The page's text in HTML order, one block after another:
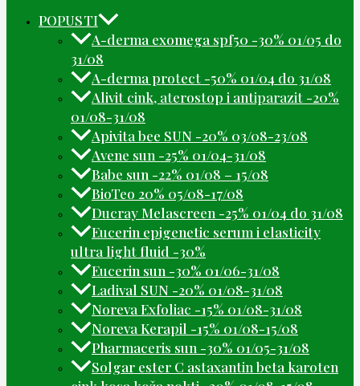
POPUSTI
A-derma exomega spf50 -30% 01/05 do
31/08
A-derma protect -50% 01/04 do 31/08
Alivit cink, aterostop i antiparazit -20%
01/08-31/08
Apivita bee SUN -20% 03/08-23/08
Avene sun -25% 01/04-31/08
Babe sun -22% 01/08 – 15/08
BioTeo 20% 05/08-17/08
Ducray Melascreen -25% 01/04 do 31/08
Eucerin epigenetic serum i elasticity
ultra light fluid -30%
Eucerin sun -30% 01/06-31/08
Ladival SUN -20% 01/08-31/08
Noreva Exfoliac -15% 01/08-31/08
Noreva Kerapil -15% 01/08-15/08
Pharmaceris sun -30% 01/05-31/08
Solgar ester C astaxantin beta karoten